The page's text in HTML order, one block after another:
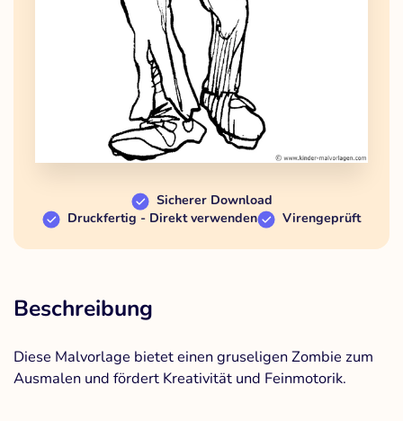
Sicherer Download
Druckfertig - Direkt verwenden
Virengeprüft
Beschreibung
Diese Malvorlage bietet einen gruseligen Zombie zum
Ausmalen und fördert Kreativität und Feinmotorik.